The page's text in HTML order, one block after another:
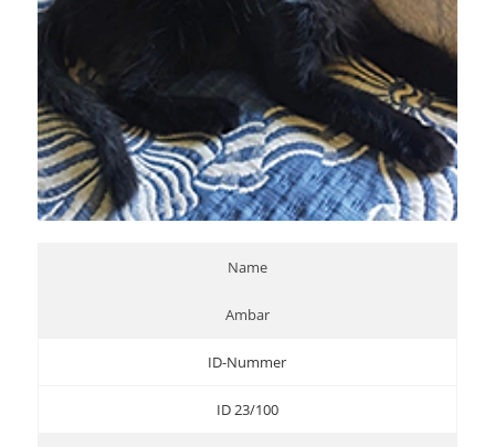
Name
Ambar
ID-Nummer
ID 23/100